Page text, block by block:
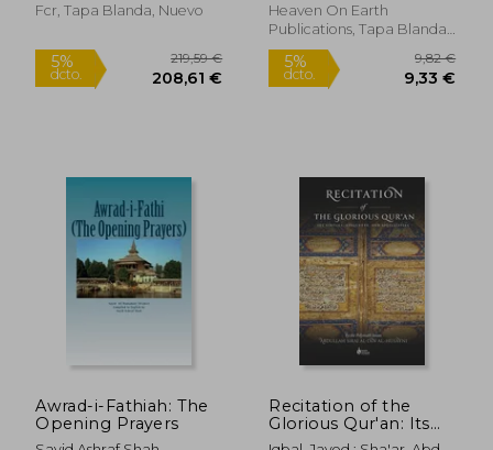
5%
dcto. 14,69 €
5%
dcto.
Fcr, Tapa Blanda, Nuevo
Heaven On Earth
Publications, Tapa Blanda,
Nuevo
Awrad-i-Fathiah: The
Opening Prayers
Recitation of the
Glorious Qur'an: Its
Virtues, Etiquettes,